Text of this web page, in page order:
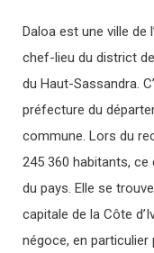
Daloa est une ville de
chef-lieu du district
du Haut-Sassandra.
préfecture du
commune. Lors du
245 360 habitants,
du pays. Elle se
capitale de la Côte
négoce, en